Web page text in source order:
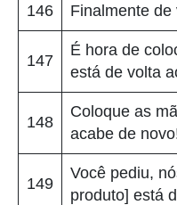
146 Finalmente de
147
É hora de
está de volta
148
Coloque as
acabe de
149
Você pediu,
produto] está